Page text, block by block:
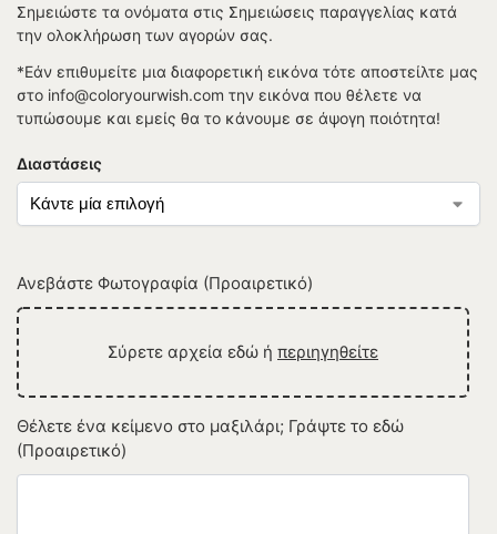
Σημειώστε τα ονόματα στις Σημειώσεις παραγγελίας κατά
την ολοκλήρωση των αγορών σας.
*Εάν επιθυμείτε μια διαφορετική εικόνα τότε αποστείλτε μας
στο info@coloryourwish.com την εικόνα που θέλετε να
τυπώσουμε και εμείς θα το κάνουμε σε άψογη ποιότητα!
Διαστάσεις
Ανεβάστε Φωτογραφία (Προαιρετικό)
Σύρετε αρχεία εδώ ή περιηγηθείτε
Θέλετε ένα κείμενο στο μαξιλάρι; Γράψτε το εδώ
(Προαιρετικό)